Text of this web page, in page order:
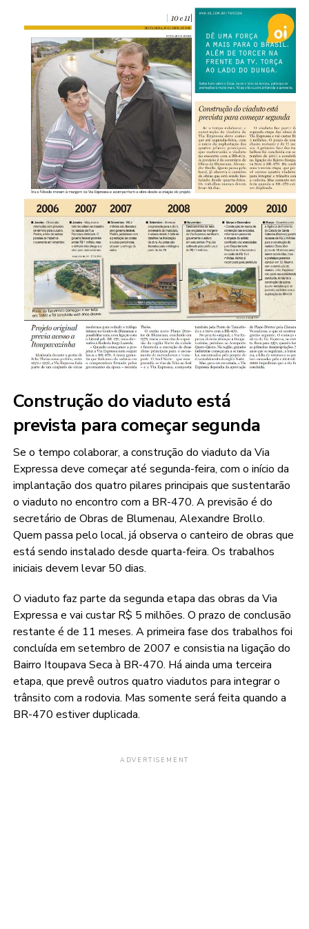
Construção do viaduto está
prevista para começar segunda
Se o tempo colaborar, a construção do viaduto da Via
Expressa deve começar até segunda-feira, com o início da
implantação dos quatro pilares principais que sustentarão
o viaduto no encontro com a BR-470. A previsão é do
secretário de Obras de Blumenau, Alexandre Brollo.
Quem passa pelo local, já observa o canteiro de obras que
está sendo instalado desde quarta-feira. Os trabalhos
iniciais devem levar 50 dias.
O viaduto faz parte da segunda etapa das obras da Via
Expressa e vai custar R$ 5 milhões. O prazo de conclusão
restante é de 11 meses. A primeira fase dos trabalhos foi
concluída em setembro de 2007 e consistia na ligação do
Bairro Itoupava Seca à BR-470. Há ainda uma terceira
etapa, que prevê outros quatro viadutos para integrar o
trânsito com a rodovia. Mas somente será feita quando a
BR-470 estiver duplicada.
ADVERTISEMENT